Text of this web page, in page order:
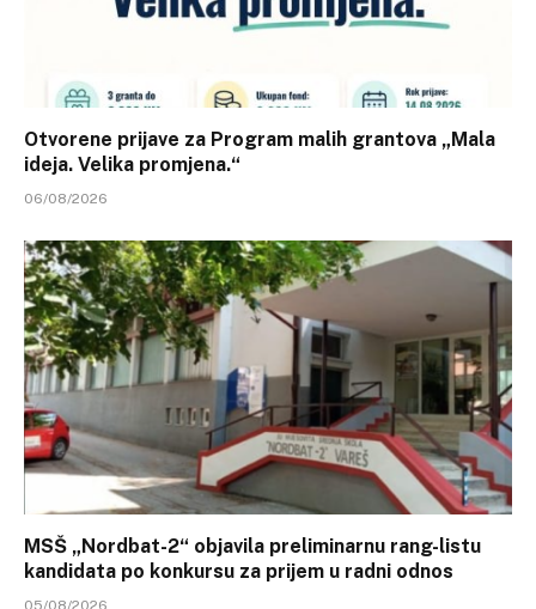
Otvorene prijave za Program malih grantova „Mala
ideja. Velika promjena.“
06/08/2026
MSŠ „Nordbat-2“ objavila preliminarnu rang-listu
kandidata po konkursu za prijem u radni odnos